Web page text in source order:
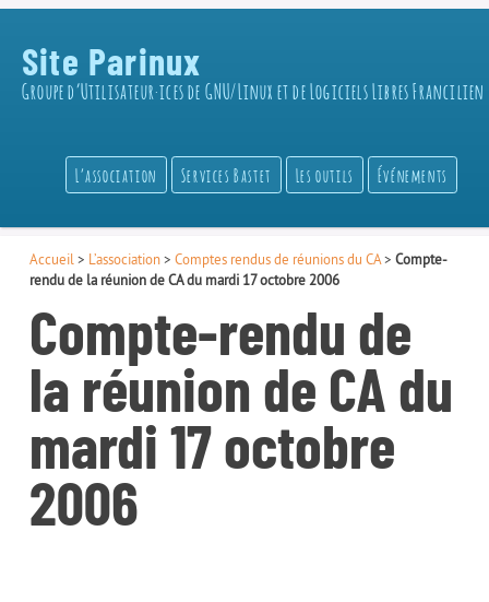
Site Parinux
Groupe d’Utilisateur·ices de GNU/Linux et de Logiciels Libres Francilien
L’association Services Bastet Les outils Événements
Accueil > L’association> Comptes rendus de réunions du CA> Compte-
rendu de la réunion de CA du mardi 17 octobre 2006
Compte-rendu de
la réunion de CA du
mardi 17 octobre
2006